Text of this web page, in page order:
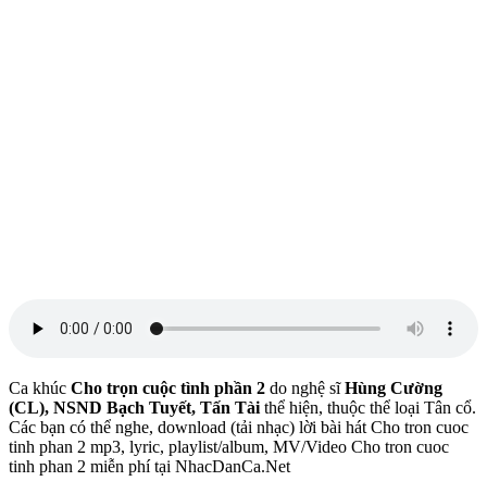
Ca khúc Cho trọn cuộc tình phần 2 do nghệ sĩHùng Cường
(CL), NSND Bạch Tuyết, Tấn Tàithể hiện, thuộc thể loại Tân cổ.
Các bạn có thể nghe, download (tải nhạc) lời bài hát Cho tron cuoc
tinh phan 2 mp3, lyric, playlist/album, MV/Video Cho tron cuoc
tinh phan 2 miễn phí tại NhacDanCa.Net